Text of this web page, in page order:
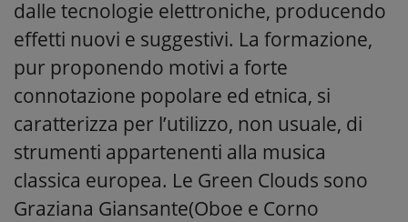
dalle tecnologie elettroniche, producendo
effetti nuovi e suggestivi. La formazione,
pur proponendo motivi a forte
connotazione popolare ed etnica, si
caratterizza per l’utilizzo, non usuale, di
strumenti appartenenti alla musica
classica europea. Le Green Clouds sono
Graziana Giansante(Oboe e Corno